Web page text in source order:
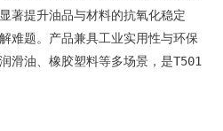
著提升油品与材料的抗氧化稳定
难题。产品兼具工业实用性与环保
滑油、橡胶塑料等多场景，是T501